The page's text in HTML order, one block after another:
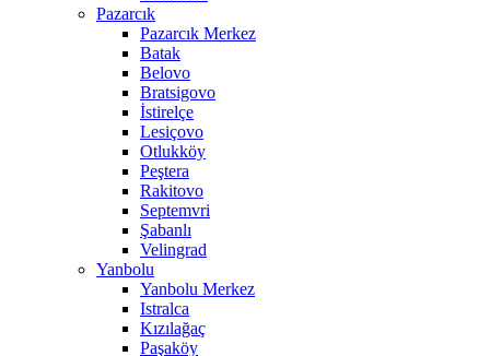
Pazarcık
Pazarcık Merkez
Batak
Belovo
Bratsigovo
İstirelçe
Lesiçovo
Otlukköy
Peştera
Rakitovo
Septemvri
Şabanlı
Velingrad
Yanbolu
Yanbolu Merkez
Istralca
Kızılağaç
Paşaköy